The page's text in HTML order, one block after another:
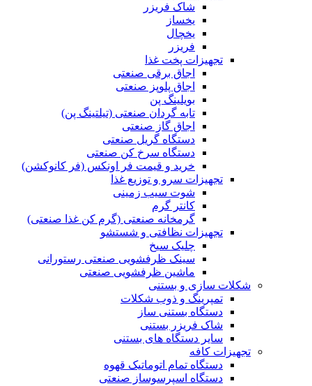
شاک فریزر
یخساز
یخچال
فریزر
تجهیزات پخت غذا
اجاق برقی صنعتی
اجاق پلوپز صنعتی
بویلینگ پن
تابه گردان صنعتی (تيلتينگ پن)
اجاق گاز صنعتی
دستگاه گریل صنعتی
دستگاه سرخ کن صنعتی
خرید و قیمت فر اونکس (فر کانوکشن)
تجهیزات سرو و توزیع غذا
شوت سیب زمینی
کانتر گرم
گرمخانه صنعتی (گرم کن غذا صنعتی)
تجهیزات نظافتی و شستشو
چلیک سیخ
سینک ظرفشویی صنعتی رستورانی
ماشین ظرفشویی صنعتی
شکلات سازی و بستنی
تمپرینگ و ذوب شکلات
دستگاه بستنی ساز
شاک فریزر بستنی
سایر دستگاه های بستنی
تجهیزات کافه
دستگاه تمام اتوماتیک قهوه
دستگاە اسپرسوساز صنعتی